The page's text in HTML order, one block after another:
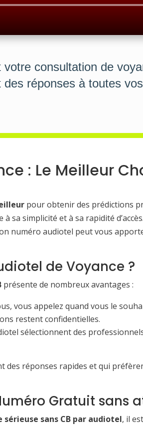
Lecteur
consultation de
réponses à toutes
: Le Meilleur
pour obtenir des prédictions
sa simplicité et à sa rapidité
numéro audiotel peut vous
de Voyance ?
présente de nombreux avantages :
vous appelez quand vous le
restent confidentielles.
sélectionnent des
réponses rapides et qui
Gratuit sans
sérieuse sans CB par audiotel, il